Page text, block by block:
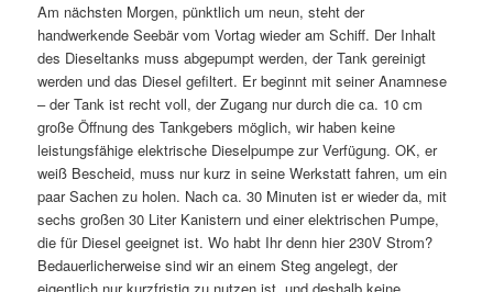
Am nächsten Morgen, pünktlich um neun, steht der
handwerkende Seebär vom Vortag wieder am Schiff. Der Inhalt
des Dieseltanks muss abgepumpt werden, der Tank gereinigt
werden und das Diesel gefiltert. Er beginnt mit seiner Anamnese
– der Tank ist recht voll, der Zugang nur durch die ca. 10 cm
große Öffnung des Tankgebers möglich, wir haben keine
leistungsfähige elektrische Dieselpumpe zur Verfügung. OK, er
weiß Bescheid, muss nur kurz in seine Werkstatt fahren, um ein
paar Sachen zu holen. Nach ca. 30 Minuten ist er wieder da, mit
sechs großen 30 Liter Kanistern und einer elektrischen Pumpe,
die für Diesel geeignet ist. Wo habt Ihr denn hier 230V Strom?
Bedauerlicherweise sind wir an einem Steg angelegt, der